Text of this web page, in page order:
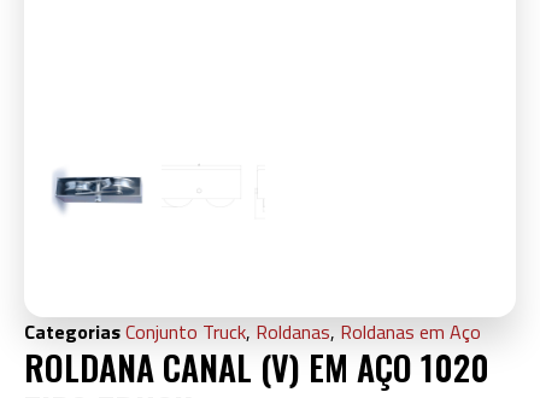
CategoriasConjunto Truck, Roldanas, Roldanas em Aço
ROLDANA CANAL (V) EM AÇO 1020